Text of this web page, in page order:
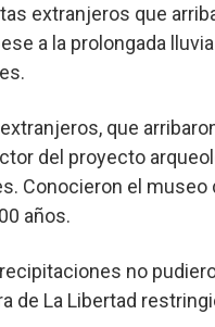
extranjeros que
a la prolongada
que
del proyecto
Conocieron el museo
años.
no
de La Libertad